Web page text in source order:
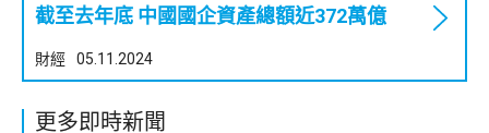
截至去年底 中國國企資產總額近372萬億
財經 05.11.2024
更多即時新聞